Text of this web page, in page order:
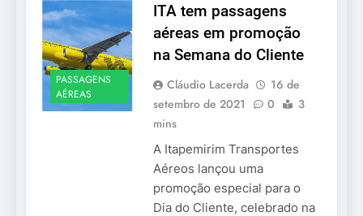
PASSAGENS
AÉREAS
ITA tem passagens
aéreas em promoção
na Semana do Cliente
Cláudio Lacerda
16 de
setembro de 2021
0
3
mins
A Itapemirim Transportes
Aéreos lançou uma
promoção especial para o
Dia do Cliente, celebrado na